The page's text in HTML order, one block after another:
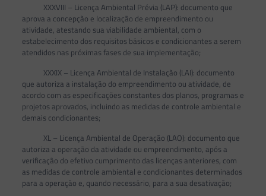
XXXVIII – Licença Ambiental Prévia (LAP): documento que
aprova a concepção e localização de empreendimento ou
atividade, atestando sua viabilidade ambiental, com o
estabelecimento dos requisitos básicos e condicionantes a serem
atendidos nas próximas fases de sua implementação;
XXXIX – Licença Ambiental de Instalação (LAI): documento
que autoriza a instalação do empreendimento ou atividade, de
acordo com as especificações constantes dos planos, programas e
projetos aprovados, incluindo as medidas de controle ambiental e
demais condicionantes;
XL – Licença Ambiental de Operação (LAO): documento que
autoriza a operação da atividade ou empreendimento, após a
verificação do efetivo cumprimento das licenças anteriores, com
as medidas de controle ambiental e condicionantes determinados
para a operação e, quando necessário, para a sua desativação;